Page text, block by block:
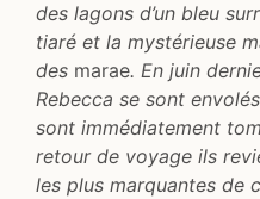
des lagons d’un bleu
tiaré et la mystérieuse
des marae. En juin
Rebecca se sont
sont immédiatement
retour de voyage ils
les plus marquantes de